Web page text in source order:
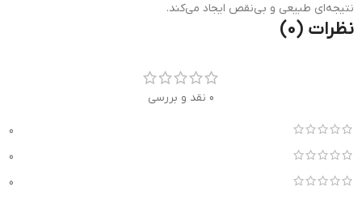
نتیجه‌ای طبیعی و بی‌نقص ایجاد می‌کند.
نظرات (0)
0 نقد و بررسی
0
0
0